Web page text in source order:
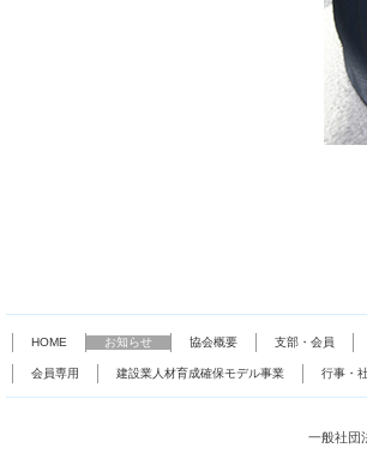
HOME お知らせ 協会概要 支部・会員
会員専用 建設業人材育成確保モデル事業 行事・
一般社団